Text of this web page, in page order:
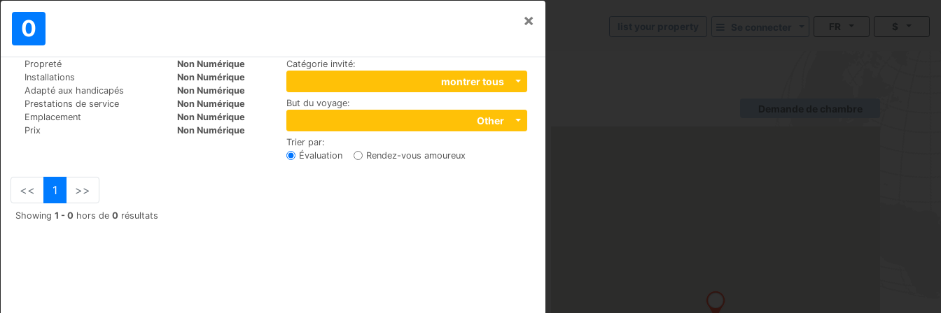
0 ×
Propreté
Non Numérique
Installations
Non Numérique
Adapté aux handicapés
Non Numérique
Prestations de service
Non Numérique
Emplacement
Non Numérique
Prix
Non Numérique
Catégorie invité:
montrer tous
But du voyage:
Other
Trier par:
Évaluation
Rendez-vous amoureux
<< 1 >>
Showing 1 - 0 hors de 0 résultats
FR $
Le Monde Fethiye
Hotel Truva
+90 (0)2526220419 Köcek Mustafa Caddesi No.38, 48300